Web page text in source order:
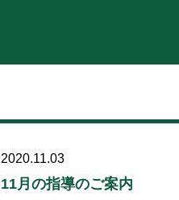
2020.11.03
11月の指導のご案内